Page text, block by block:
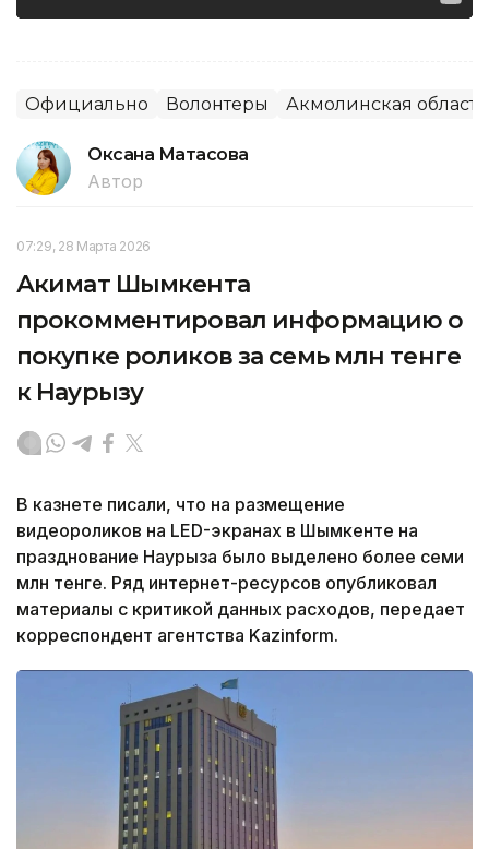
Официально Волонтеры Акмолинская область
Оксана Матасова
Автор
07:29, 28 Марта 2026
Акимат Шымкента
прокомментировал информацию о
покупке роликов за семь млн тенге
к Наурызу
В казнете писали, что на размещение
видеороликов на LED-экранах в Шымкенте на
празднование Наурыза было выделено более семи
млн тенге. Ряд интернет-ресурсов опубликовал
материалы с критикой данных расходов, передает
корреспондент агентства Kazinform.